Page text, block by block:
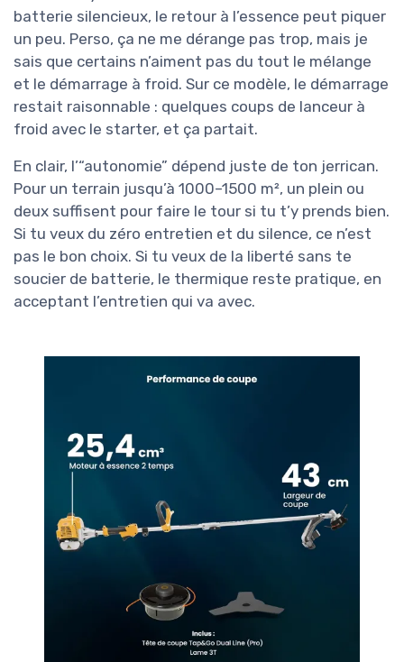
batterie silencieux, le retour à l’essence peut piquer
un peu. Perso, ça ne me dérange pas trop, mais je
sais que certains n’aiment pas du tout le mélange
et le démarrage à froid. Sur ce modèle, le démarrage
restait raisonnable : quelques coups de lanceur à
froid avec le starter, et ça partait.
En clair, l’“autonomie” dépend juste de ton jerrican.
Pour un terrain jusqu’à 1000–1500 m², un plein ou
deux suffisent pour faire le tour si tu t’y prends bien.
Si tu veux du zéro entretien et du silence, ce n’est
pas le bon choix. Si tu veux de la liberté sans te
soucier de batterie, le thermique reste pratique, en
acceptant l’entretien qui va avec.